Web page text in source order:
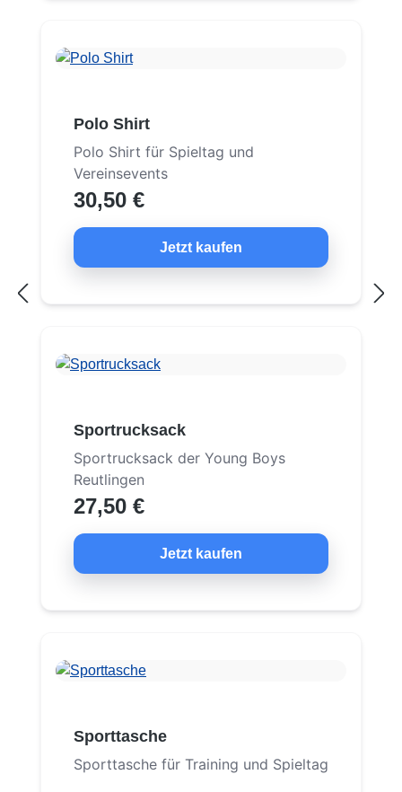
Polo Shirt
Polo Shirt für Spieltag und
Vereinsevents
30,50 €
Jetzt kaufen
Sportrucksack
Sportrucksack der Young Boys
Reutlingen
27,50 €
Jetzt kaufen
Sporttasche
Sporttasche für Training und Spieltag